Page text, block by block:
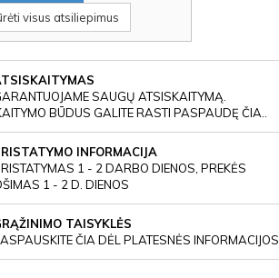
visus atsiliepimus
SAUGŲ ATSISKAITYMĄ.
BŪDUS GALITE RASTI PASPAUDĘ ČIA..
INFORMACIJA
1 - 2 DARBO DIENOS, PREKĖS
1 - 2 D. DIENOS
TAISYKLĖS
ČIA DĖL PLATESNĖS INFORMACIJOS